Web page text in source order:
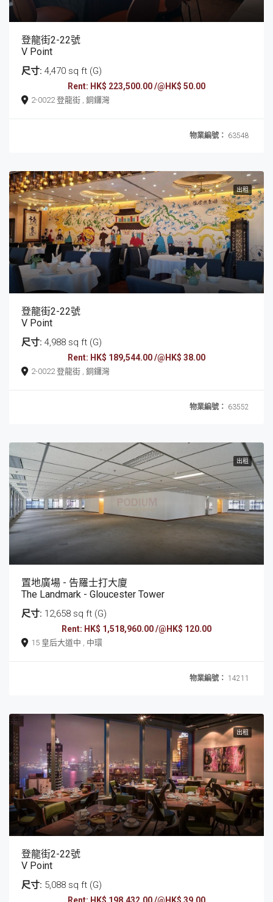
登龍街2-22號
V Point
尺寸: 4,470 sq ft (G)
Rent: HK$ 223,500.00 /@HK$ 50.00
2-0022 登龍街 , 銅鑼灣
物業編號： 63548
出租
登龍街2-22號
V Point
尺寸: 4,988 sq ft (G)
Rent: HK$ 189,544.00 /@HK$ 38.00
2-0022 登龍街 , 銅鑼灣
物業編號： 63552
出租
置地廣場 - 告羅士打大廈
The Landmark - Gloucester Tower
尺寸: 12,658 sq ft (G)
Rent: HK$ 1,518,960.00 /@HK$ 120.00
15 皇后大道中 , 中環
物業編號： 14211
出租
登龍街2-22號
V Point
尺寸: 5,088 sq ft (G)
Rent: HK$ 198,432.00 /@HK$ 39.00